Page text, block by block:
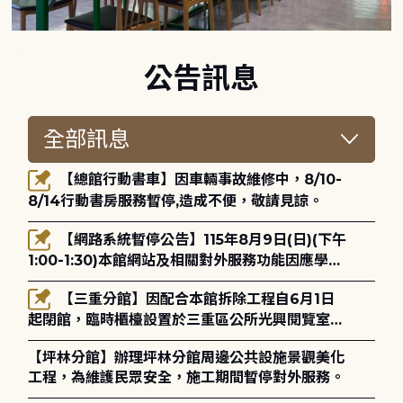
公告訊息
8/14行動書房服務暫停,造成不便，敬請見諒。
1:00-1:30)本館網站及相關對外服務功能因應學術
網路升級更新將暫停服務。
起閉館，臨時櫃檯設置於三重區公所光興閱覽室，
造成不便，敬請見諒。
【坪林分館】辦理坪林分館周邊公共設施景觀美化
工程，為維護民眾安全，施工期間暫停對外服務。